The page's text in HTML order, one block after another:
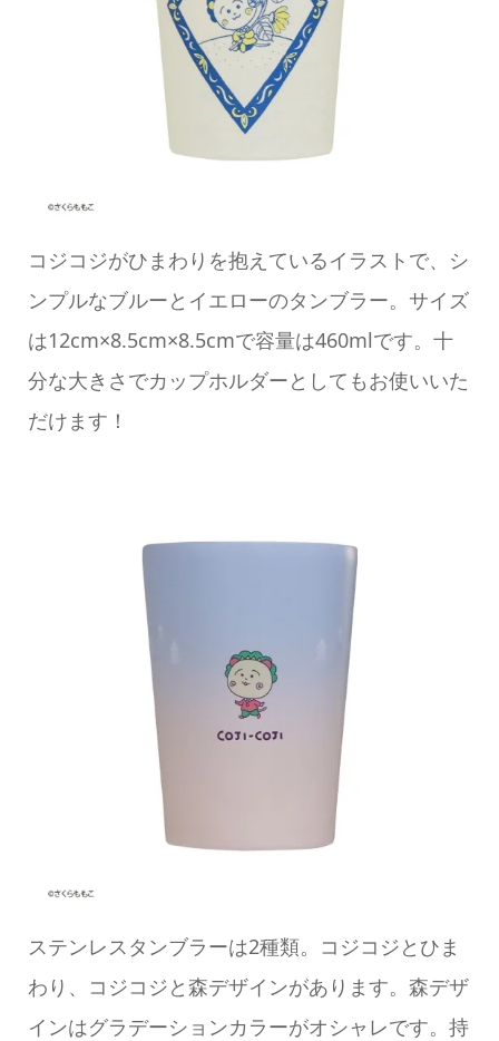
コジコジがひまわりを抱えているイラストで、シ
ンプルなブルーとイエローのタンブラー。サイズ
は12cm×8.5cm×8.5cmで容量は460mlです。十
分な大きさでカップホルダーとしてもお使いいた
だけます！
ステンレスタンブラーは2種類。コジコジとひま
わり、コジコジと森デザインがあります。森デザ
インはグラデーションカラーがオシャレです。持